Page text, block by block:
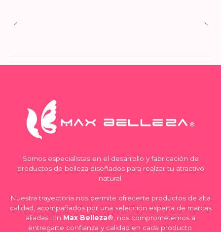
Somos especialistas en el desarrollo y fabricación de
productos de belleza diseñados para realzar tu atractivo
natural.
Nuestra trayectoria nos permite ofrecerte productos de alta
calidad, acompañados por una selección experta de marcas
aliadas. En Max Belleza® , nos comprometemos a
entregarte confianza y calidad en cada producto.